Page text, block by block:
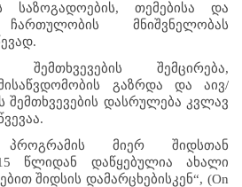
თემებისა და
მნიშვნელობას
შემთხვევების შემცირება,
გაზრდა და აივ/
შემთხვევების დასრულება კვლავ
მიერ შიდსთან
წლიდან დაწყებულია ახალი
შიდსის დამარცხებისკენ“, (On